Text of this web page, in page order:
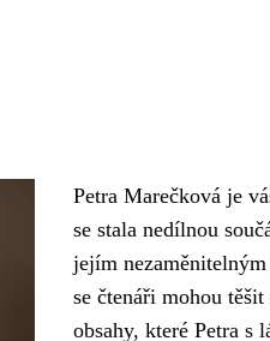
Petra Marečková je
se stala nedílnou
jejím
se čtenáři mohou
obsahy, které Petra s